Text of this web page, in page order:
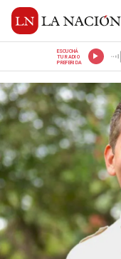
ESCUCHÁ
TU RADIO
PREFERIDA